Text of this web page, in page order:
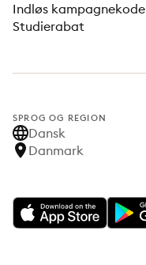
Indløs kampagnekode
Studierabat
SPROG OG REGION
Dansk
Danmark